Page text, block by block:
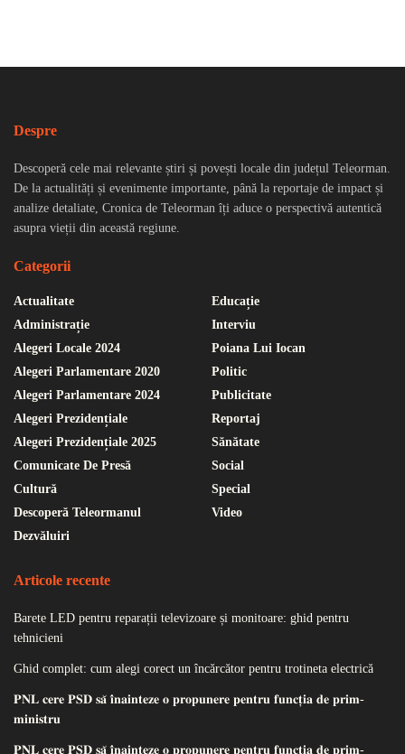
Despre
Descoperă cele mai relevante știri și povești locale din județul Teleorman.
De la actualități și evenimente importante, până la reportaje de impact și
analize detaliate, Cronica de Teleorman îți aduce o perspectivă autentică
asupra vieții din această regiune.
Categorii
Actualitate
Administrație
Alegeri Locale 2024
Alegeri Parlamentare 2020
Alegeri Parlamentare 2024
Alegeri Prezidențiale
Alegeri Prezidențiale 2025
Comunicate De Presă
Cultură
Descoperă Teleormanul
Dezvăluiri
Educație
Interviu
Poiana Lui Iocan
Politic
Publicitate
Reportaj
Sănătate
Social
Special
Video
Articole recente
Barete LED pentru reparații televizoare și monitoare: ghid pentru
tehnicieni
Ghid complet: cum alegi corect un încărcător pentru trotineta electrică
𝐏𝐍𝐋 𝐜𝐞𝐫𝐞 𝐏𝐒𝐃 𝐬𝐚̆ 𝐢̂𝐧𝐚𝐢𝐧𝐭𝐞𝐳𝐞 𝐨 𝐩𝐫𝐨𝐩𝐮𝐧𝐞𝐫𝐞 𝐩𝐞𝐧𝐭𝐫𝐮 𝐟𝐮𝐧𝐜𝐭̦𝐢𝐚 𝐝𝐞 𝐩𝐫𝐢𝐦-
𝐦𝐢𝐧𝐢𝐬𝐭𝐫𝐮
𝐏𝐍𝐋 𝐜𝐞𝐫𝐞 𝐏𝐒𝐃 𝐬𝐚̆ 𝐢̂𝐧𝐚𝐢𝐧𝐭𝐞𝐳𝐞 𝐨 𝐩𝐫𝐨𝐩𝐮𝐧𝐞𝐫𝐞 𝐩𝐞𝐧𝐭𝐫𝐮 𝐟𝐮𝐧𝐜𝐭̦𝐢𝐚 𝐝𝐞 𝐩𝐫𝐢𝐦-